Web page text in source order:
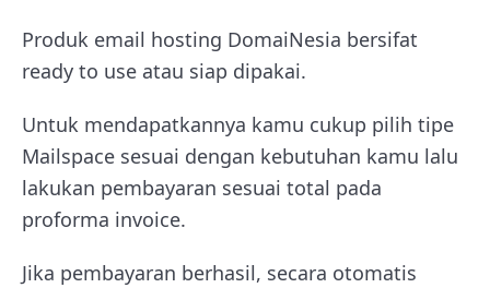
Produk email hosting DomaiNesia bersifat
ready to use atau siap dipakai.
Untuk mendapatkannya kamu cukup pilih tipe
Mailspace sesuai dengan kebutuhan kamu lalu
lakukan pembayaran sesuai total pada
proforma invoice.
Jika pembayaran berhasil, secara otomatis